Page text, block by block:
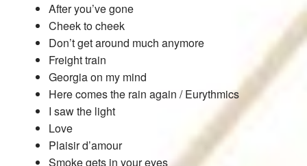
After you’ve gone
Cheek to cheek
Don’t get around much anymore
Freight train
Georgia on my mind
Here comes the rain again / Eurythmics
I saw the light
Love
Plaisir d’amour
Smoke gets in your eyes